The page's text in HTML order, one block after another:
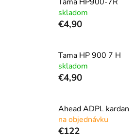
skladom
€4,90
Tama HP 900 7 H
skladom
€4,90
Ahead ADPL kardan
na objednávku
€122